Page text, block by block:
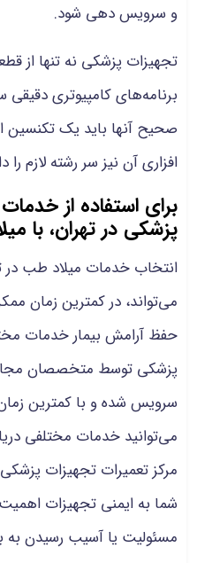
و سرویس دهی شود.
تجهیزات پزشکی نه تنها از
برنامه‌های کامپیوتری دقیقی
صحیح آنها باید یک تکنسین
افزاری آن نیز سر رشته لازم را
برای استفاده از
پزشکی در تهران، با
انتخاب خدمات میلاد طب در
می‌تواند، در کمترین زمان
حفظ آرامش بیمار خدمات
پزشکی توسط متخصصان
سرویس شده و با کمترین
می‌توانید خدمات مختلفی
مرکز تعمیرات تجهیزات پزشکی
شما به ایمنی تجهیزات
مسئولیت یا آسیب رسیدن به